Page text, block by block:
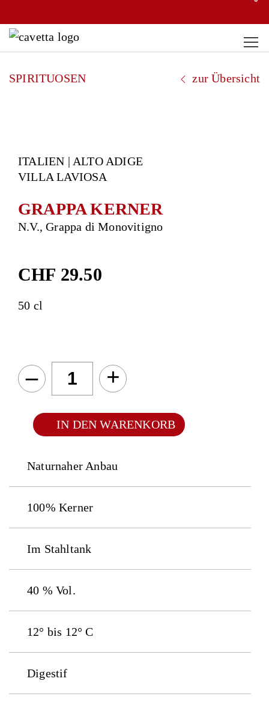
SPIRITUOSEN zur Übersicht
ITALIEN | ALTO ADIGE
VILLA LAVIOSA
GRAPPA KERNER
N.V., Grappa di Monovitigno
CHF 29.50
50 cl
– +
IN DEN WARENKORB
Naturnaher Anbau
100% Kerner
Im Stahltank
40 % Vol.
12° bis 12° C
Digestif